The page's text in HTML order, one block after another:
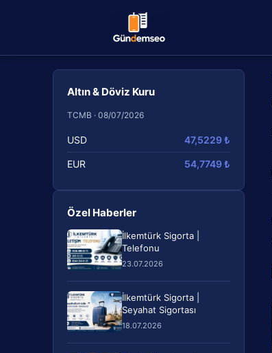
Altın & Döviz Kuru
TCMB · 08/07/2026
USD 47,5229 ₺
EUR 54,7749 ₺
Özel Haberler
İlkemtürk Sigorta |
Telefonu
23.07.2026
İlkemtürk Sigorta |
Seyahat Sigortası
18.07.2026